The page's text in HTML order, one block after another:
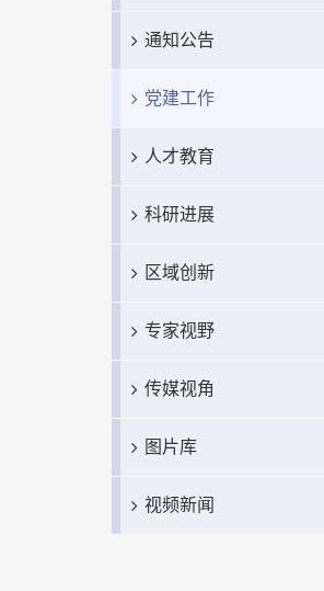
通知公告
党建工作
人才教育
科研进展
区域创新
专家视野
传媒视角
图片库
视频新闻